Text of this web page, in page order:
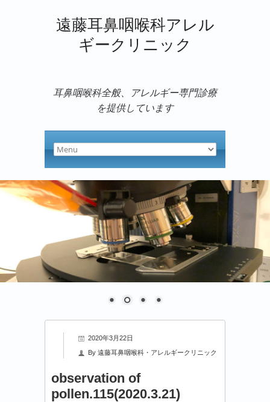
遠藤耳鼻咽喉科アレル
ギークリニック
耳鼻咽喉科全般、アレルギー専門診療
を提供しています
2020年3月22日
By 遠藤耳鼻咽喉科・アレルギークリニック
observation of
pollen.115(2020.3.21)